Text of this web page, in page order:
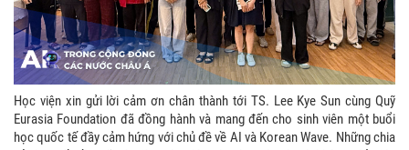
Học viện xin gửi lời cảm ơn chân thành tới TS. Lee Kye Sun cùng Quỹ
Eurasia Foundation đã đồng hành và mang đến cho sinh viên một buổi
học quốc tế đầy cảm hứng với chủ đề về AI và Korean Wave. Những chia